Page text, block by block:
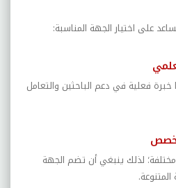
على اختيار الجهة المناسبة:
فعلية في دعم الباحثين والتعامل
لذلك ينبغي أن تضم الجهة